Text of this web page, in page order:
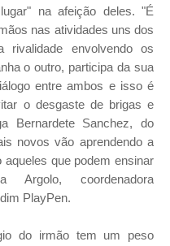
na afeição deles. "É
nas atividades uns dos
envolvendo os
o outro, participa da sua
entre ambos e isso é
o desgaste de brigas e
Bernardete Sanchez, do
novos vão aprendendo a
que podem ensinar
Argolo, coordenadora
PlayPen.
do irmão tem um peso